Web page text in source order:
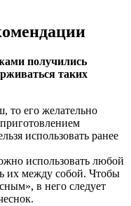
получились
таких
то его желательно
использовать ранее
использовать любой
их между собой. Чтобы
в него следует